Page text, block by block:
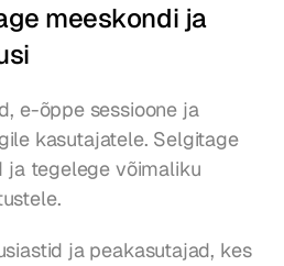
meeskondi ja
e-õppe sessioone ja
kasutajatele. Selgitage
ja tegelege võimaliku
ja peakasutajad, kes